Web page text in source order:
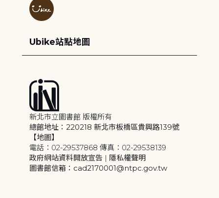
Ubike站點地圖
新北市立圖書館 版權所有
總館地址：220218 新北市板橋區貴興路139號
【地圖】
電話：02-29537868 傳真：02-29538139
政府網站資料開放宣告 | 隱私權聲明
圖書館信箱：cad2170001@ntpc.gov.tw